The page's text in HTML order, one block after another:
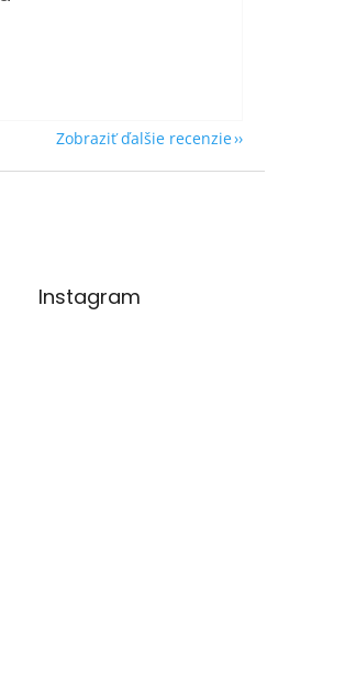
je 5 z 5 hviezdičiek.
Zobraziť ďalšie recenzie
Instagram